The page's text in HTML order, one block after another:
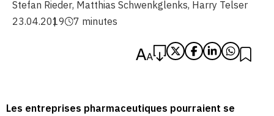
Stefan Rieder, Matthias Schwenkglenks, Harry Telser
23.04.2019
7 minutes
Les entreprises pharmaceutiques pourraient se